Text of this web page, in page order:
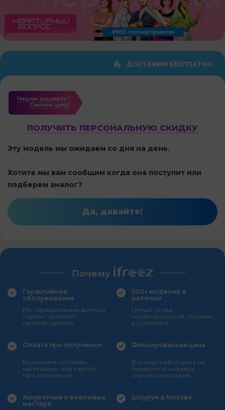
ДОСТАВИМ БЕСПЛАТНО
Нашли дешевле?
Cнизим цену!
ПОЛУЧИТЬ ПЕРСОНАЛЬНУЮ СКИДКУ
Эту модель мы ожидаем со дня на день.
Хотите мы вам сообщим когда она поступит или
подберем аналог?
Да, давайте!
Почему
Гарантийное
обслуживание
Мы официальные дилеры
и даем гарантию
производителя
500+ моделей в
наличии
Целый склад
кондиционеров, готовых
к установке
Оплата при получении
Вы можете оплатить
наличными или картой
при получении
Фиксированная цена
В конце работ цена не
изменится, никаких
скрытых расходов
Аккуратные и вежливые
мастера
Шоурум в Москве